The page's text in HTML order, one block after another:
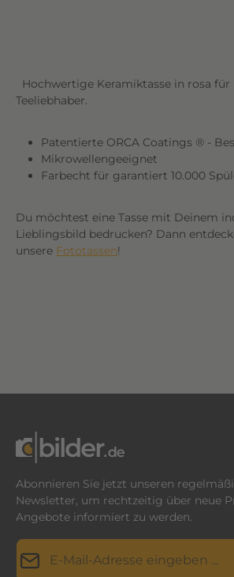
Hochwertige Keramiktasse in rosa für
Teeliebhaber.
Patentierte ORCA Coatings ® -
Mikrowellengeeignet
Farbecht für garantiert 10.000
Du möchtest eine Tasse mit Deinem
Lieblingsbild bedrucken? Dann
unsere Fototassen!
Abonnieren Sie jetzt unseren
Newsletter, um rechtzeitig über neue
Angebote informiert zu werden.
E-Mail-Adresse*